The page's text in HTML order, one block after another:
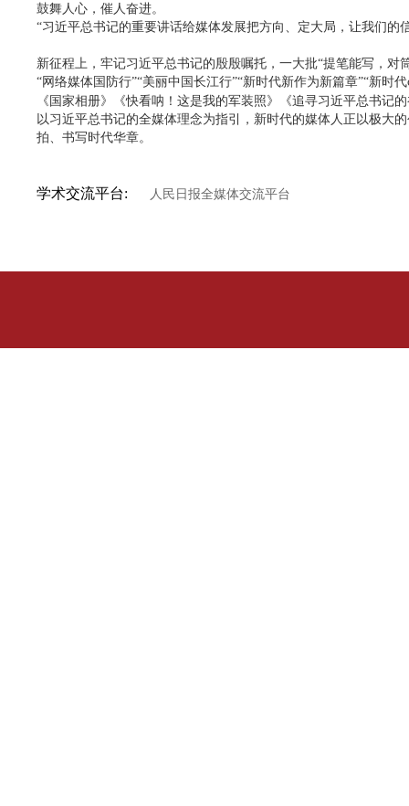
鼓舞人心，催人奋进。
“习近平总书记的重要讲话给媒体发展把方向、定大局，让我们
新征程上，牢记习近平总书记的殷殷嘱托，一大批“提笔能写，对
“网络媒体国防行”“美丽中国长江行”“新时代新作为新篇章”“新时代
《国家相册》《快看呐！这是我的军装照》《追寻习近平总书记
以习近平总书记的全媒体理念为指引，新时代的媒体人正以极大
拍、书写时代华章。
学术交流平台: 人民日报全媒体交流平台